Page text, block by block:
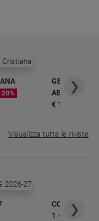
20%
GBABY
€ 16,99
❯
Visualizza tutte le riviste
COLLANA
1 - 2
❯